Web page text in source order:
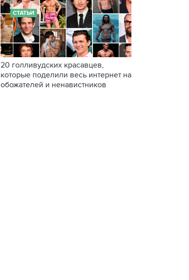
СТАТЬИ
20 голливудских красавцев,
которые поделили весь интернет на
обожателей и ненавистников